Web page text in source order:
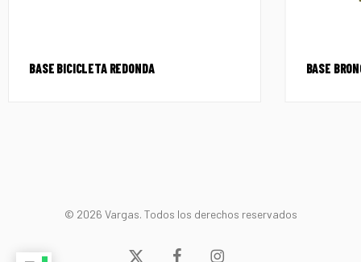
BASE BICICLETA REDONDA BASE
© 2026 Vargas. Todos los derechos reservados
x- facebookinstagram